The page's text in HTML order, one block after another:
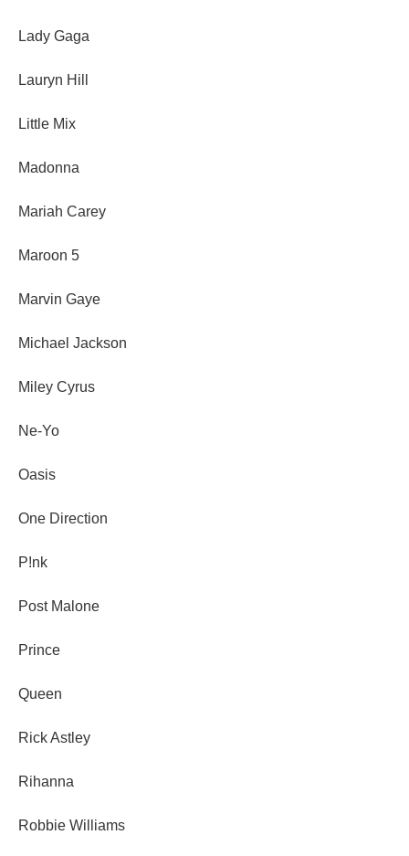
Lady Gaga
Lauryn Hill
Little Mix
Madonna
Mariah Carey
Maroon 5
Marvin Gaye
Michael Jackson
Miley Cyrus
Ne-Yo
Oasis
One Direction
P!nk
Post Malone
Prince
Queen
Rick Astley
Rihanna
Robbie Williams